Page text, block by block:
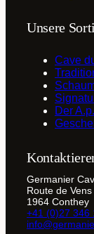
Unsere
Cave
Der
Germanier
Route de Vens
1964 Conthey
+41 (0)27 346